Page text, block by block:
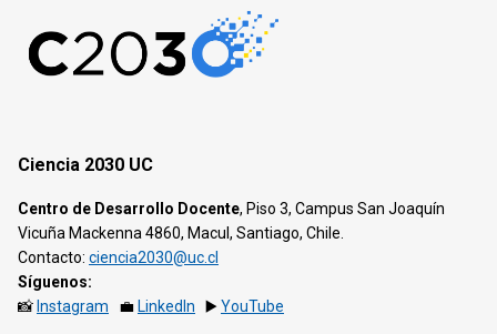
Ciencia 2030 UC
Centro de Desarrollo Docente, Piso 3, Campus San Joaquín
Vicuña Mackenna 4860, Macul, Santiago, Chile.
Contacto: ciencia2030@uc.cl
Síguenos:
📸 Instagram 💼 LinkedIn ▶️YouTube